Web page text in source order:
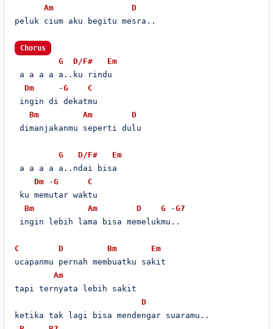
Am
D
peluk cium aku begitu mesra..
Chorus
G D/F#
Em
a a a a a..ku rindu
Dm
     -
G
C
ingin di dekatmu
Bm
Am
D
dimanjakanmu seperti dulu
G D/F#
Em
a a a a a..ndai bisa
Dm -G
C
ku memutar waktu
Bm
Am D G -G7
ingin lebih lama bisa memelukmu..
C D Bm
Em
ucapanmu pernah membuatku sakit
Am
tapi ternyata lebih sakit
D
ketika tak lagi bisa mendengar suaramu..